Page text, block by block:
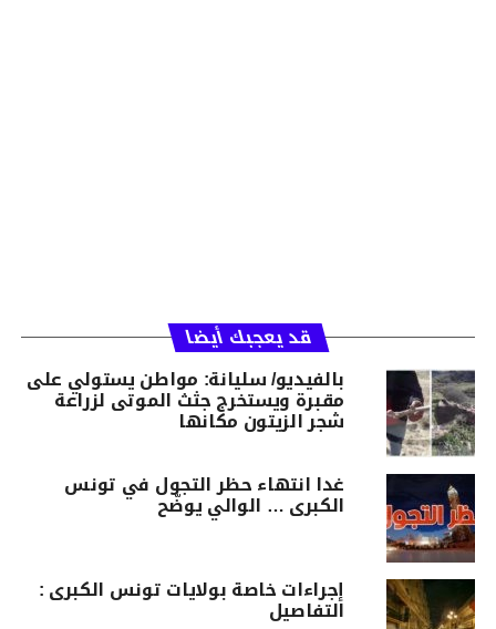
قد يعجبك أيضا
بالفيديو/ سليانة: مواطن يستولي على
مقبرة ويستخرج جثث الموتى لزراعة
شجر الزيتون مكانها
غدا انتهاء حظر التجول في تونس
الكبرى … الوالي يوضّح
إجراءات خاصة بولايات تونس الكبرى :
التفاصيل